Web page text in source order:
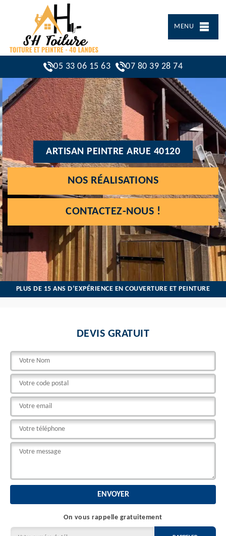
MENU
05 33 06 15 63 07 80 39 28 74
ARTISAN PEINTRE ARUE 40120
NOS RÉALISATIONS
CONTACTEZ-NOUS !
PLUS DE 15 ANS D’EXPÉRIENCE EN COUVERTURE ET PEINTURE
DEVIS GRATUIT
On vous rappelle gratuitement